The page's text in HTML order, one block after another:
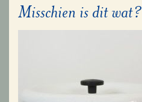
Misschien is dit wat?